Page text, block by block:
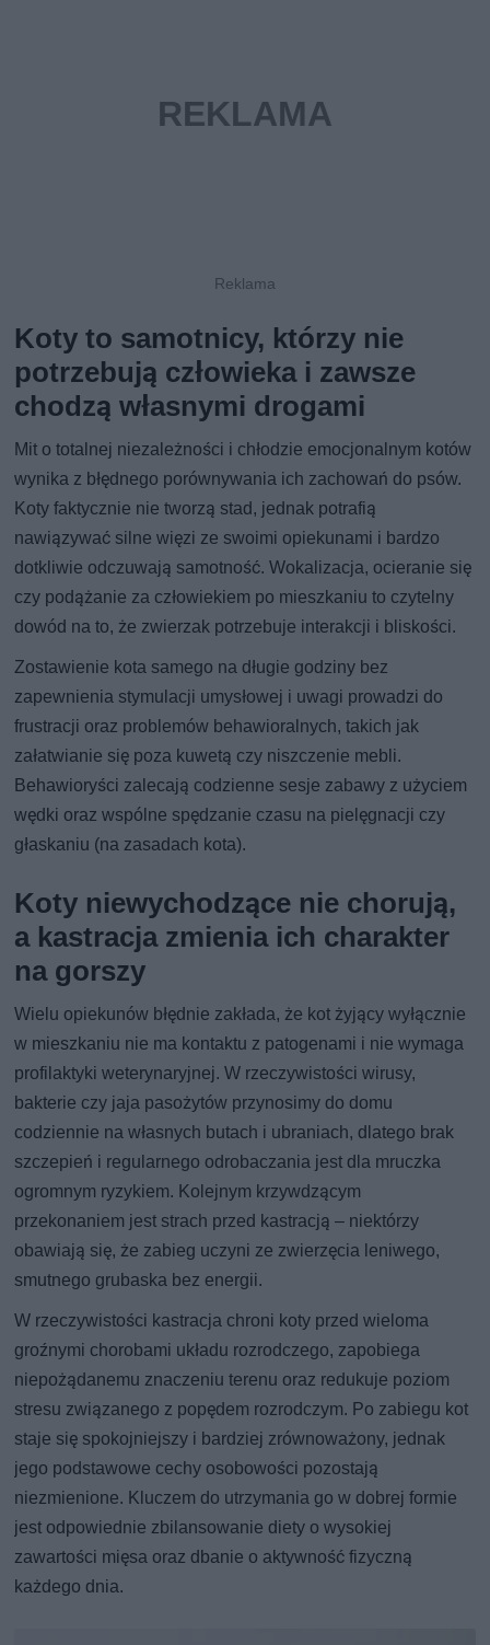
Koty to samotnicy, którzy nie
potrzebują człowieka i zawsze
chodzą własnymi drogami
Mit o totalnej niezależności i chłodzie emocjonalnym kotów
wynika z błędnego porównywania ich zachowań do psów.
Koty faktycznie nie tworzą stad, jednak potrafią
nawiązywać silne więzi ze swoimi opiekunami i bardzo
dotkliwie odczuwają samotność. Wokalizacja, ocieranie się
czy podążanie za człowiekiem po mieszkaniu to czytelny
dowód na to, że zwierzak potrzebuje interakcji i bliskości.
Zostawienie kota samego na długie godziny bez
zapewnienia stymulacji umysłowej i uwagi prowadzi do
frustracji oraz problemów behawioralnych, takich jak
załatwianie się poza kuwetą czy niszczenie mebli.
Behawioryści zalecają codzienne sesje zabawy z użyciem
wędki oraz wspólne spędzanie czasu na pielęgnacji czy
głaskaniu (na zasadach kota).
Koty niewychodzące nie chorują,
a kastracja zmienia ich charakter
na gorszy
Wielu opiekunów błędnie zakłada, że kot żyjący wyłącznie
w mieszkaniu nie ma kontaktu z patogenami i nie wymaga
profilaktyki weterynaryjnej. W rzeczywistości wirusy,
bakterie czy jaja pasożytów przynosimy do domu
codziennie na własnych butach i ubraniach, dlatego brak
szczepień i regularnego odrobaczania jest dla mruczka
ogromnym ryzykiem. Kolejnym krzywdzącym
przekonaniem jest strach przed kastracją – niektórzy
obawiają się, że zabieg uczyni ze zwierzęcia leniwego,
smutnego grubaska bez energii.
W rzeczywistości kastracja chroni koty przed wieloma
groźnymi chorobami układu rozrodczego, zapobiega
niepożądanemu znaczeniu terenu oraz redukuje poziom
stresu związanego z popędem rozrodczym. Po zabiegu kot
staje się spokojniejszy i bardziej zrównoważony, jednak
jego podstawowe cechy osobowości pozostają
niezmienione. Kluczem do utrzymania go w dobrej formie
jest odpowiednie zbilansowanie diety o wysokiej
zawartości mięsa oraz dbanie o aktywność fizyczną
każdego dnia.